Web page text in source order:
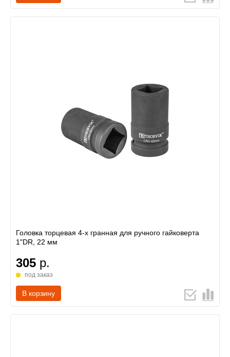
Головка торцевая 4-х гранная для ручного гайковерта
1"DR, 22 мм
305 р.
под заказ
В корзину